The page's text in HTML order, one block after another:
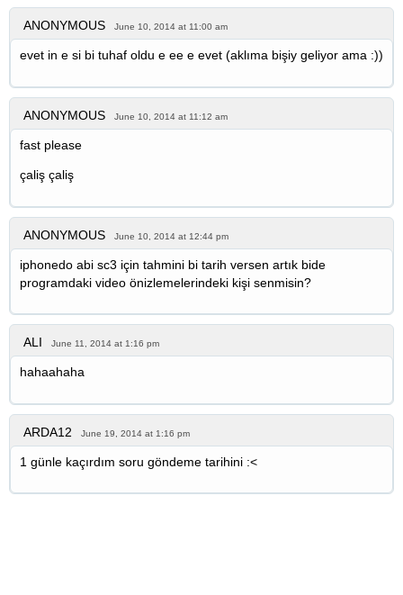
ANONYMOUS June 10, 2014 at 11:00 am
evet in e si bi tuhaf oldu e ee e evet (aklıma bişiy geliyor ama :))
ANONYMOUS June 10, 2014 at 11:12 am
fast please
çaliş çaliş
ANONYMOUS June 10, 2014 at 12:44 pm
iphonedo abi sc3 için tahmini bi tarih versen artık bide
programdaki video önizlemelerindeki kişi senmisin?
ALI June 11, 2014 at 1:16 pm
hahaahaha
ARDA12 June 19, 2014 at 1:16 pm
1 günle kaçırdım soru göndeme tarihini :<